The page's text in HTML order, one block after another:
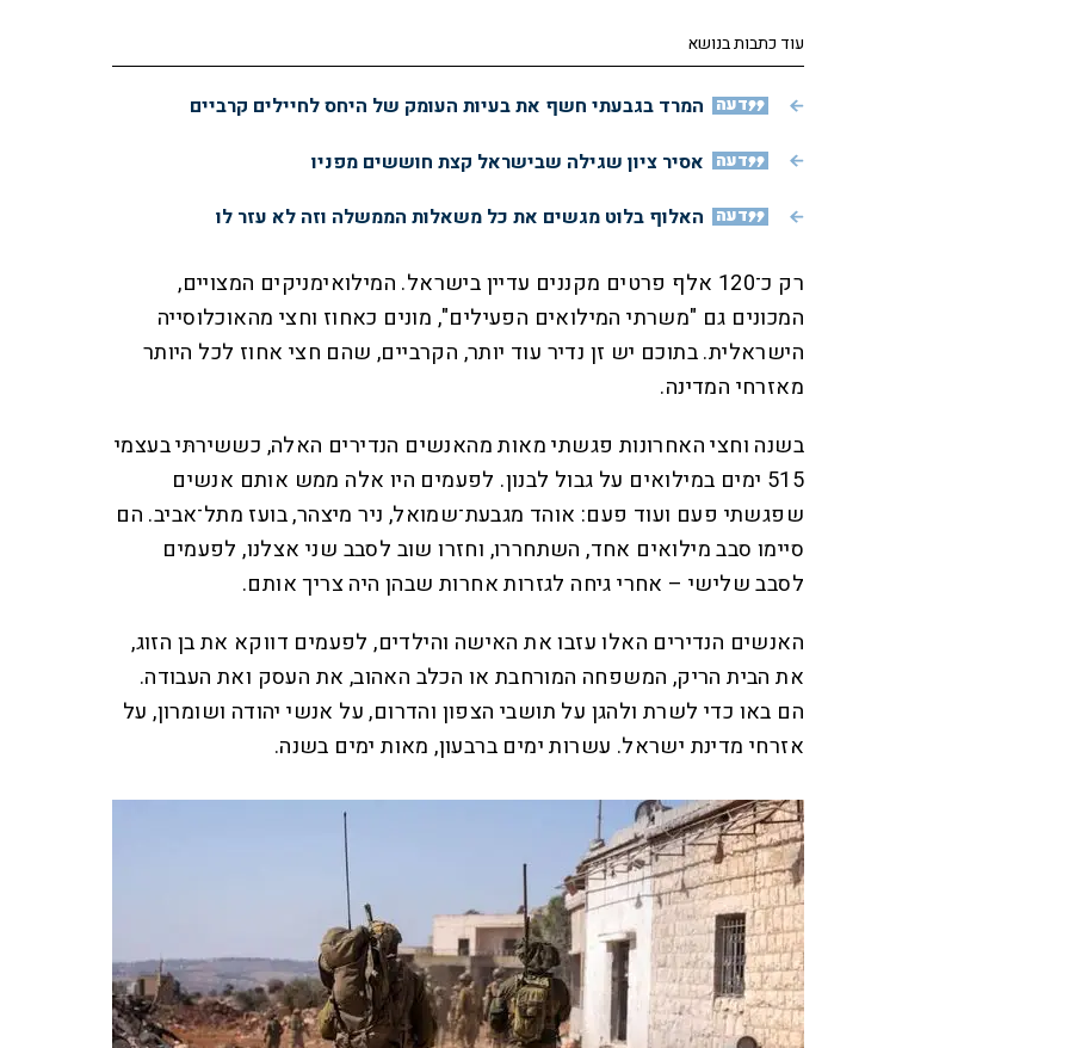
עוד כתבות בנושא
דעה המרד בגבעתי חשף את בעיות העומק של היחס לחיילים קרביים
דעה אסיר ציון שגילה שבישראל קצת חוששים מפניו
דעה האלוף בלוט מגשים את כל משאלות הממשלה וזה לא עזר לו
רק כ־120 אלף פרטים מקננים עדיין בישראל. המילואימניקים המצויים,
המכונים גם "משרתי המילואים הפעילים", מונים כאחוז וחצי מהאוכלוסייה
הישראלית. בתוכם יש זן נדיר עוד יותר, הקרביים, שהם חצי אחוז לכל היותר
מאזרחי המדינה.
בשנה וחצי האחרונות פגשתי מאות מהאנשים הנדירים האלה, כששירתּי בעצמי
515 ימים במילואים על גבול לבנון. לפעמים היו אלה ממש אותם אנשים
שפגשתי פעם ועוד פעם: אוהד מגבעת־שמואל, ניר מיצהר, בועז מתל־אביב. הם
סיימו סבב מילואים אחד, השתחררו, וחזרו שוב לסבב שני אצלנו, לפעמים
לסבב שלישי – אחרי גיחה לגזרות אחרות שבהן היה צריך אותם.
האנשים הנדירים האלו עזבו את האישה והילדים, לפעמים דווקא את בן הזוג,
את הבית הריק, המשפחה המורחבת או הכלב האהוב, את העסק ואת העבודה.
הם באו כדי לשרת ולהגן על תושבי הצפון והדרום, על אנשי יהודה ושומרון, על
אזרחי מדינת ישראל. עשרות ימים ברבעון, מאות ימים בשנה.